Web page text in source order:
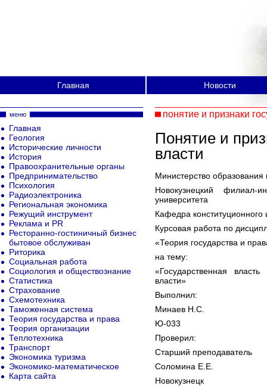
Главная Новости
понятие и признаки
Понятие и
власти
Министерство
Новокузнецкий филиал-
университета
Кафедра конституционного
Курсовая работа по
«Теория государства и
на тему:
«Государственная
власти»
Выполнил:
Минаев Н.С.
Ю-033
Проверил:
Старший преподаватель
Соломина Е.Е.
Новокузнецк
меню
Главная
Геология
Исторические личности
История
Правоохранительные органы
Предпринимательство
Психология
Радиоэлектроника
Региональная экономика
Режущий инструмент
Реклама и PR
Ресторанно-гостиничный бизнес
бытовое обслуживан
Риторика
Социальная работа
Социология и обществознание
Статистика
Страхование
Схемотехника
Таможенная система
Теория государства и права
Теория организации
Теплотехника
Транспорт
Экономика туризма
Экономико-математическое
Карта сайта